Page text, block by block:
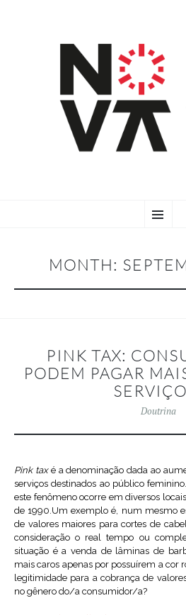
TO
MONTH:
PINK TAX:
PODEM PAGAR
Doutrina
Pink taxé a denominação dada ao
serviços destinados ao público
este fenômeno ocorre em diversos
de 1990.Um exemplo é, num mesmo
de valores maiores para cortes de
consideração o real tempo ou
situação é a venda de lâminas de
mais caros apenas por possuírem a cor
legitimidade para a cobrança de
no gênero do/a consumidor/a?